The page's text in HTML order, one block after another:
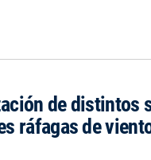
de distintos
ráfagas de